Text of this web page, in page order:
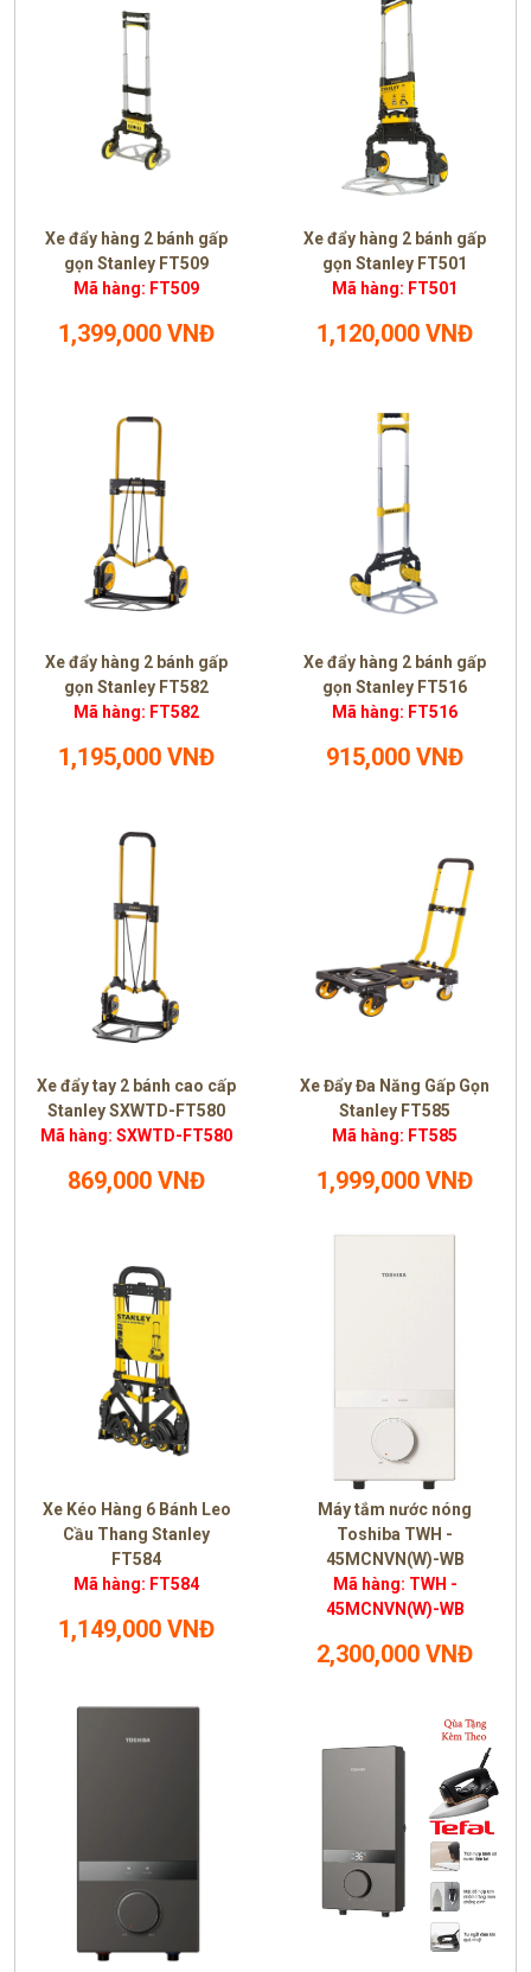
Xe đẩy hàng 2 bánh gấp
gọn Stanley FT509
Mã hàng: FT509
1,399,000 VNĐ
Xe đẩy hàng 2 bánh gấp
gọn Stanley FT501
Mã hàng: FT501
1,120,000 VNĐ
Xe đẩy hàng 2 bánh gấp
gọn Stanley FT582
Mã hàng: FT582
1,195,000 VNĐ
Xe đẩy hàng 2 bánh gấp
gọn Stanley FT516
Mã hàng: FT516
915,000 VNĐ
Xe đẩy tay 2 bánh cao cấp
Stanley SXWTD-FT580
Mã hàng: SXWTD-FT580
869,000 VNĐ
Xe Đẩy Đa Năng Gấp Gọn
Stanley FT585
Mã hàng: FT585
1,999,000 VNĐ
Xe Kéo Hàng 6 Bánh Leo
Cầu Thang Stanley
FT584
Mã hàng: FT584
1,149,000 VNĐ
Máy tắm nước nóng
Toshiba TWH -
45MCNVN(W)-WB
Mã hàng: TWH -
45MCNVN(W)-WB
2,300,000 VNĐ